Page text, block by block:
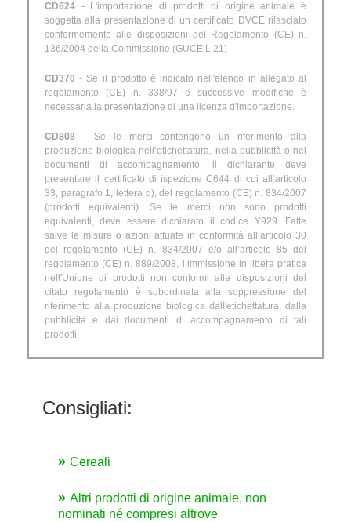
CD624 - L'importazione di prodotti di origine animale è
soggetta alla presentazione di un certificato DVCE rilasciato
conformemente alle disposizioni del Regolamento (CE) n.
136/2004 della Commissione (GUCE L 21)
CD370 - Se il prodotto è indicato nell'elenco in allegato al
regolamento (CE) n. 338/97 e successive modifiche è
necessaria la presentazione di una licenza d'importazione.
CD808 - Se le merci contengono un riferimento alla
produzione biologica nell’etichettatura, nella pubblicità o nei
documenti di accompagnamento, il dichiarante deve
presentare il certificato di ispezione C644 di cui all’articolo
33, paragrafo 1, lettera d), del regolamento (CE) n. 834/2007
(prodotti equivalenti). Se le merci non sono prodotti
equivalenti, deve essere dichiarato il codice Y929. Fatte
salve le misure o azioni attuate in conformità all’articolo 30
del regolamento (CE) n. 834/2007 e/o all’articolo 85 del
regolamento (CE) n. 889/2008, l’immissione in libera pratica
nell'Unione di prodotti non conformi alle disposizioni del
citato regolamento è subordinata alla soppressione del
riferimento alla produzione biologica dall'etichettatura, dalla
pubblicità e dai documenti di accompagnamento di tali
prodotti.
Consigliati:
Cereali
Altri prodotti di origine animale, non
nominati né compresi altrove